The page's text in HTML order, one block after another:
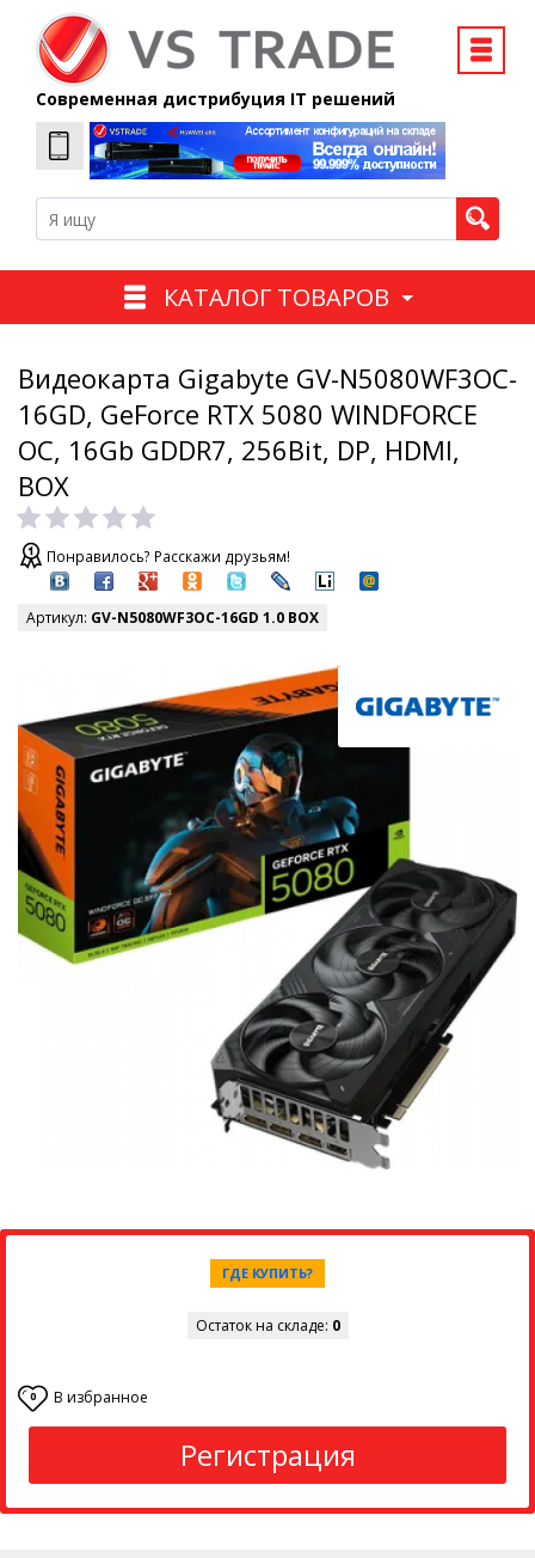
Современная дистрибуция IT решений
КАТАЛОГ ТОВАРОВ
Видеокарта Gigabyte GV-N5080WF3OC-
16GD, GeForce RTX 5080 WINDFORCE
OC, 16Gb GDDR7, 256Bit, DP, HDMI,
BOX
Понравилось? Расскажи друзьям!
Артикул: GV-N5080WF3OC-16GD 1.0 BOX
ГДЕ КУПИТЬ?
Остаток на складе: 0
0 В избранное
Регистрация